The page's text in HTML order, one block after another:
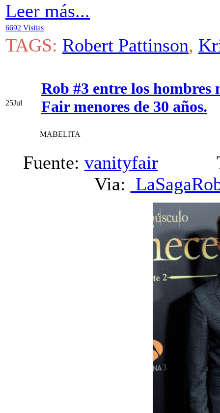
Leer más...
6692 Visitas
TAGS: Robert Pattinson,
25Jul
Rob #3 entre los
Fair menores de 30 años.
MABELITA
Fuente: vanityfair
Via: